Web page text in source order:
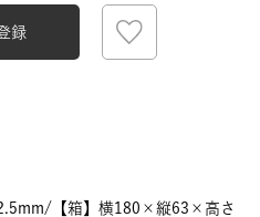
録
【箱】横180×縦63×高さ